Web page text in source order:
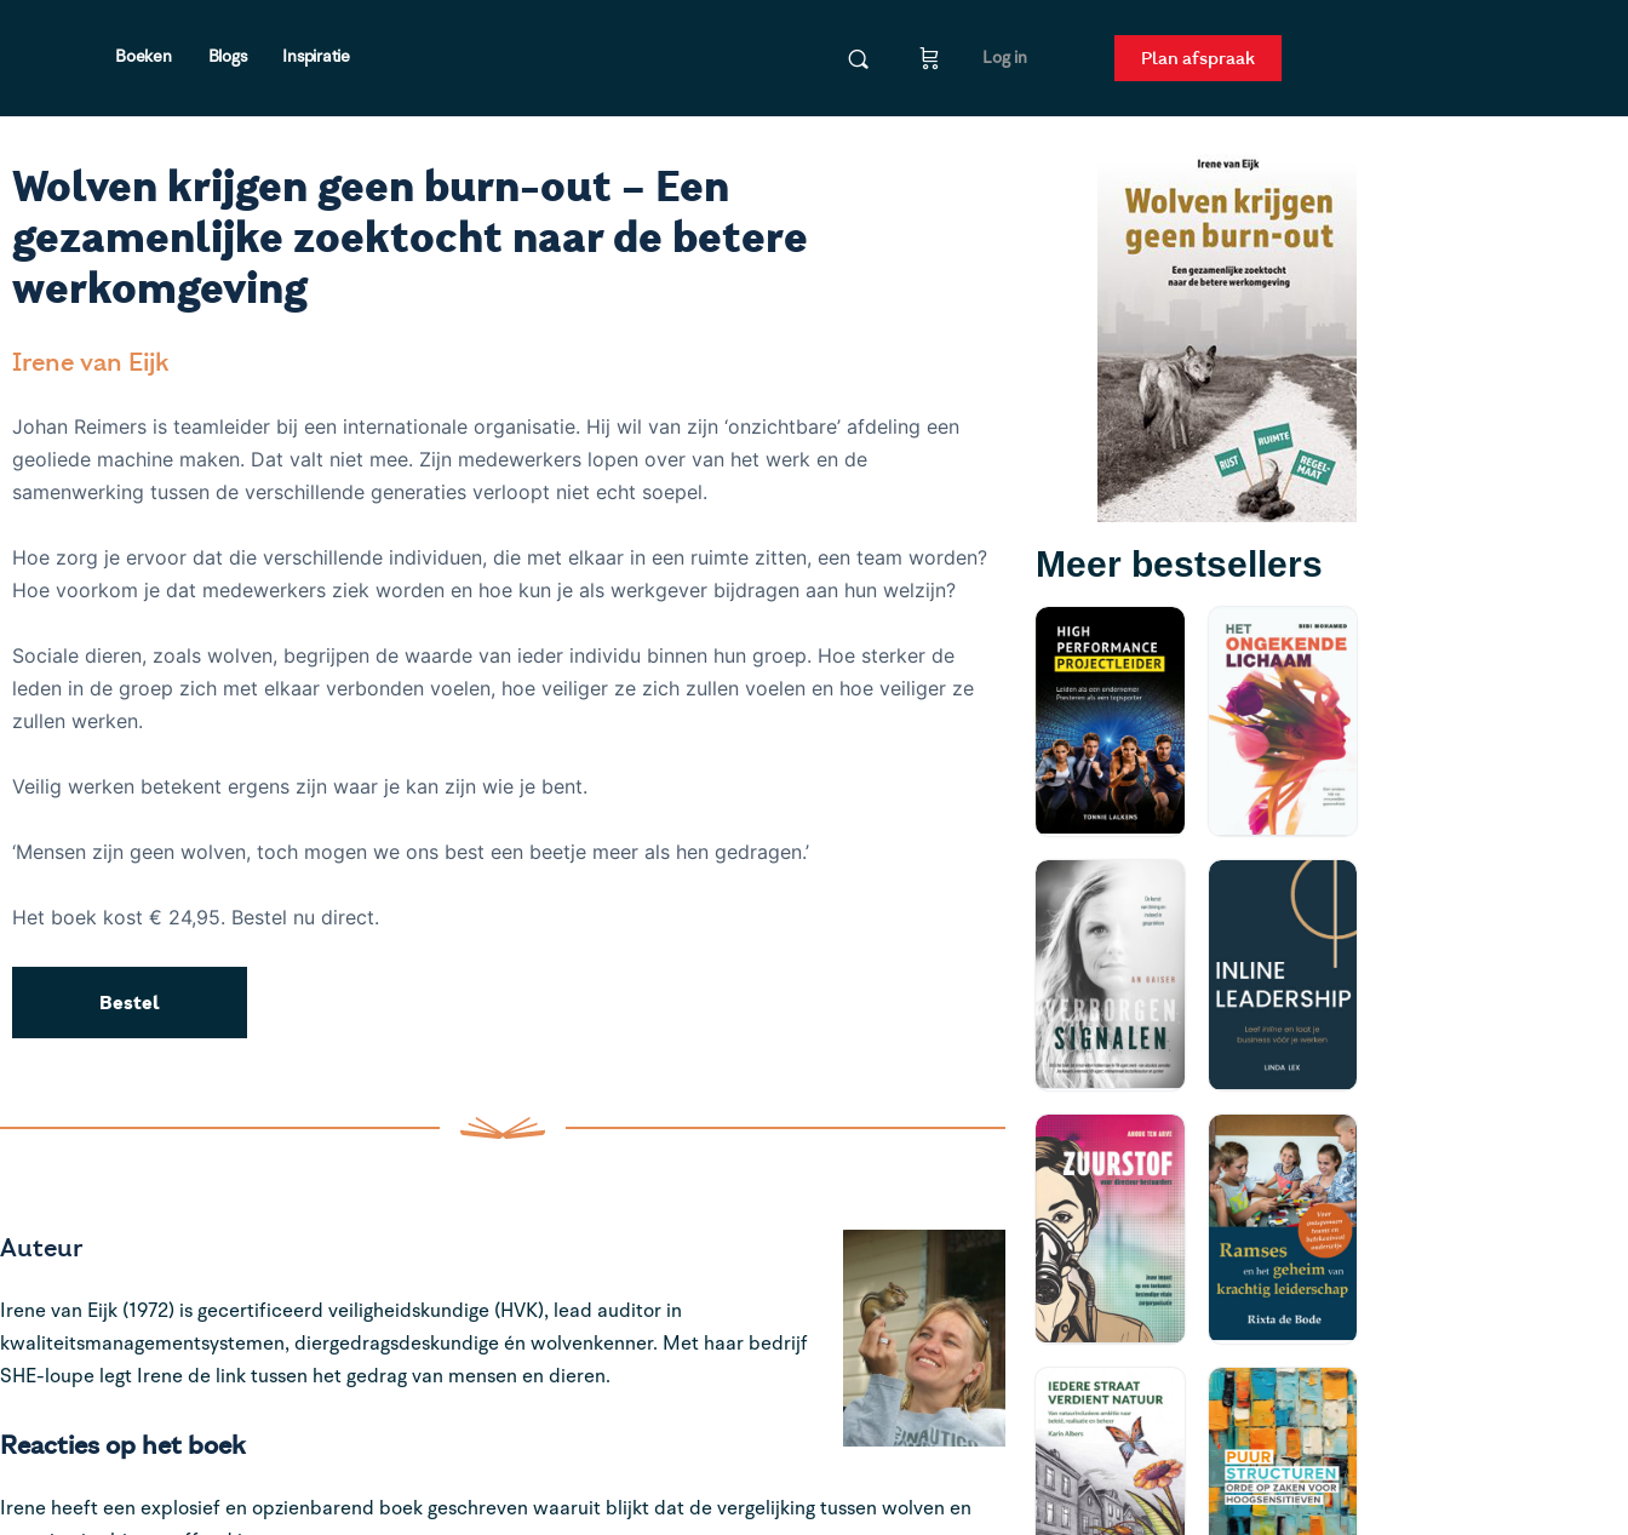
Boeken Blogs Inspiratie Log in Plan afspraak
Wolven krijgen geen burn-out – Een
gezamenlijke zoektocht naar de betere
werkomgeving
Irene van Eijk
Johan Reimers is teamleider bij een internationale organisatie. Hij wil van zijn ‘onzichtbare’ afdeling een
geoliede machine maken. Dat valt niet mee. Zijn medewerkers lopen over van het werk en de
samenwerking tussen de verschillende generaties verloopt niet echt soepel.
Hoe zorg je ervoor dat die verschillende individuen, die met elkaar in een ruimte zitten, een team worden?
Hoe voorkom je dat medewerkers ziek worden en hoe kun je als werkgever bijdragen aan hun welzijn?
Sociale dieren, zoals wolven, begrijpen de waarde van ieder individu binnen hun groep. Hoe sterker de
leden in de groep zich met elkaar verbonden voelen, hoe veiliger ze zich zullen voelen en hoe veiliger ze
zullen werken.
Veilig werken betekent ergens zijn waar je kan zijn wie je bent.
‘Mensen zijn geen wolven, toch mogen we ons best een beetje meer als hen gedragen.’
Het boek kost € 24,95. Bestel nu direct.
Bestel
Auteur
Irene van Eijk (1972) is gecertificeerd veiligheidskundige (HVK), lead auditor in
kwaliteitsmanagementsystemen, diergedragsdeskundige én wolvenkenner. Met haar bedrijf
SHE-loupe legt Irene de link tussen het gedrag van mensen en dieren.
Reacties op het boek
Irene heeft een explosief en opzienbarend boek geschreven waaruit blijkt dat de vergelijking tussen wolven en
Meer bestsellers